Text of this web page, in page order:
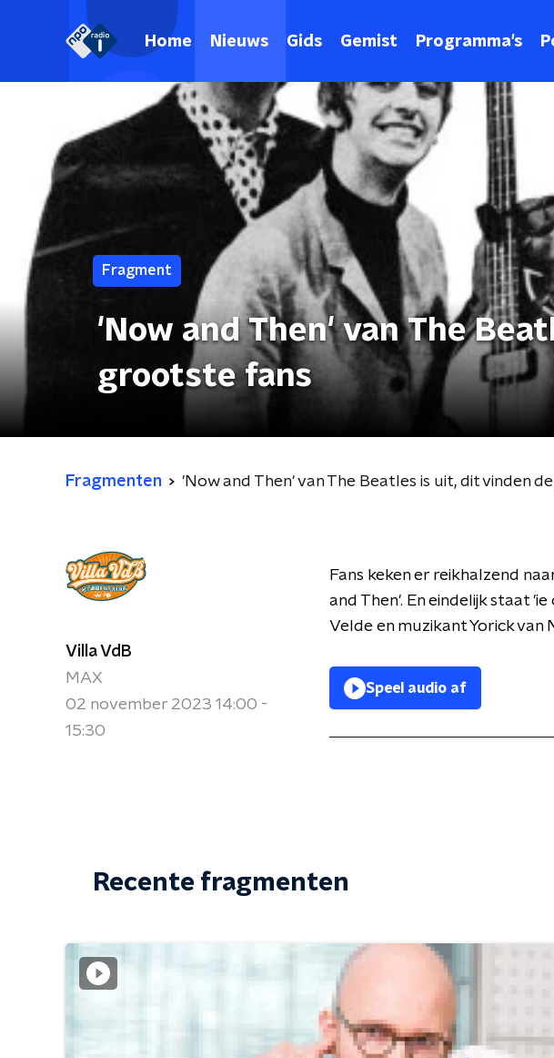
Home Nieuws Gids Gemist Programma's
Fragment
'Now and Then' van The
grootste fans
Fragmenten 'Now and Then' van The Beatles is uit, dit vinden
Villa VdB
MAX
02 november 2023 14:00 -
15:30
Fans keken er reikhalzend
and Then'. En eindelijk staat
Velde en muzikant Yorick van
Speel audio af
Recente fragmenten